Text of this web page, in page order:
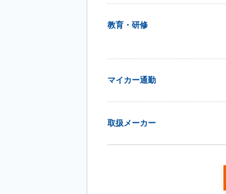
教育・研修
マイカー通勤
取扱メーカー